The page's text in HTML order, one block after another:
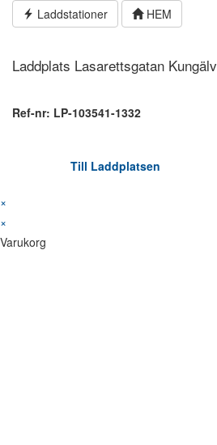
Hoppa Laddstationer HEM
Laddplats Lasarettsgatan Kungälv
Ref-nr: LP-103541-1332
Till Laddplatsen
×
×
Varukorg